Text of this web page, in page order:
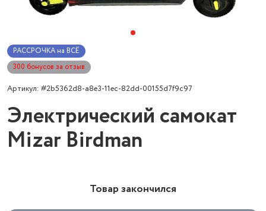
РАССРОЧКА на ВСЁ
300 бонусов за отзыв
Артикул: #2b5362d8-a8e3-11ec-82dd-00155d7f9c97
Электрический самокат
Mizar Birdman
Товар закончился